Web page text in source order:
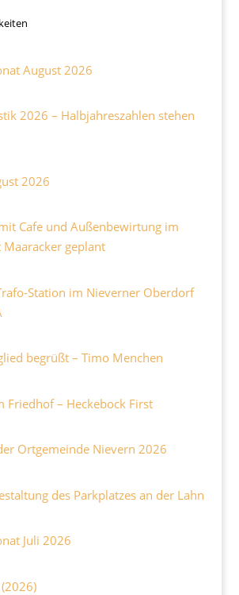
August 2026
2026 – Halbjahreszahlen stehen
2026
Cafe und Außenbewirtung im
Maaracker geplant
Station im Nieverner Oberdorf
begrüßt – Timo Menchen
Friedhof – Heckebock First
Ortgemeinde Nievern 2026
des Parkplatzes an der Lahn
Juli 2026